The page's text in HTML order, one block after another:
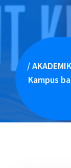
/AKADEMIK
Kampus